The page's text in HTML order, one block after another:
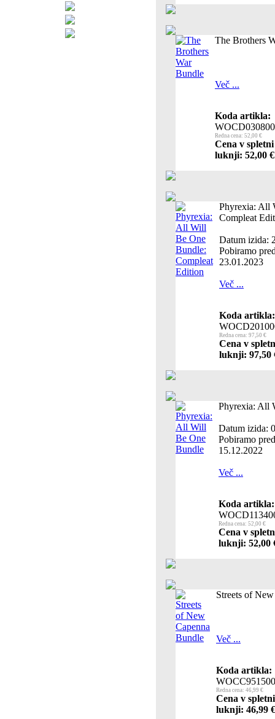
The Brothers
Več ...
Koda artikla:
Redna cena: 52,00 €
Cena v
luknji: 52,00 €
Phyrexia: All
Compleat
Datum izida:
Pobiramo
23.01.2023
Več ...
Koda artikla:
Redna cena: 97,50 €
Cena v
luknji: 97,50
Phyrexia: All
Datum izida:
Pobiramo
15.12.2022
Več ...
Koda artikla:
Redna cena: 52,00 €
Cena v
luknji: 52,00
Streets of
Več ...
Koda artikla:
Redna cena: 46,99 €
Cena v
luknji: 46,99 €